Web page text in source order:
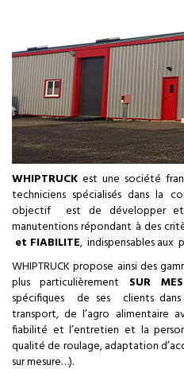
WHIPTRUCK est une société
techniciens spécialisés dans la
objectif est de développer
manutentions répondant à des
et FIABILITE, indispensables aux
WHIPTRUCK propose ainsi des
plus particulièrement SUR
spécifiques de ses clients dans
transport, de l’agro alimentaire
fiabilité et l’entretien et la
qualité de roulage, adaptation
sur mesure…).